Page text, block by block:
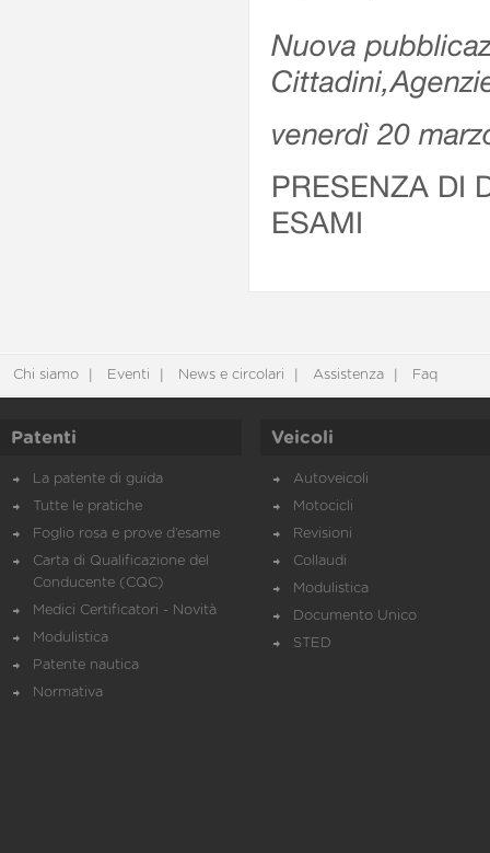
Nuova
venerdì 20
PRESENZA DI
ESAMI
Chi siamo Eventi News e circolari Assistenza Faq
Patenti
La patente di guida
Tutte le pratiche
Foglio rosa e prove d’esame
Carta di Qualificazione del
Conducente (CQC)
Medici Certificatori - Novità
Modulistica
Patente nautica
Normativa
Veicoli
Autoveicoli
Motocicli
Revisioni
Collaudi
Modulistica
Documento Unico
STED